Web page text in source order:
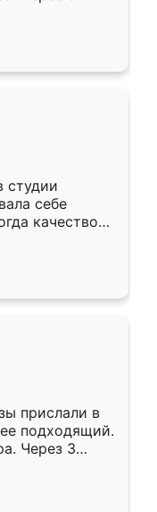
Остались
студии
себе
качеством
уже почти
прислали в
подходящий.
Через 3
Остались